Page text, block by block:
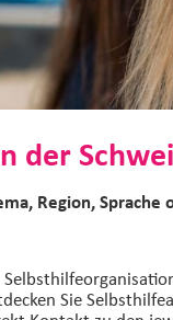
der
Region, Sprache
Sie